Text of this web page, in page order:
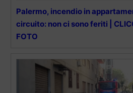
Palermo, incendio in
circuito: non ci sono feriti |
FOTO